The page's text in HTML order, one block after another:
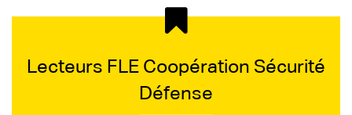
Lecteurs FLE Coopération Sécurité
Défense